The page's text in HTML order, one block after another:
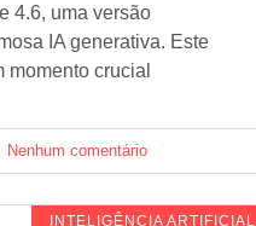
4.6, uma versão
IA generativa. Este
momento crucial
Nenhum comentário
INTELIGÊNCIA ARTIFICIAL